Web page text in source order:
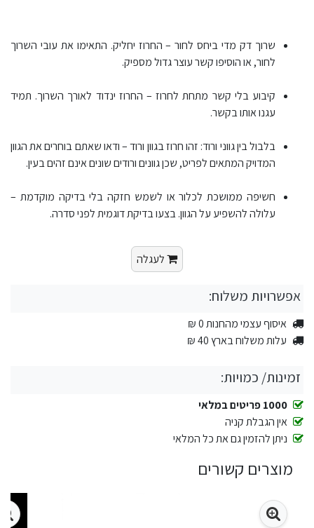
שרוך דק מדי ביחס לחור – החרוז יחליק. התאימו את עובי השרוך
לחור, או הוסיפו קשר עוצר גדול מספיק.
קיבוע בלי קשר מתחת לחרוז – החרוז ינדוד לאורך השרוך. תמיד
עגנו אותו בקשר.
בלבול בין גווני ורוד: זהו חרוז בגוון ורוד – ודאו שאתם בוחרים את הגוון
המדויק המתאים לפריט, שכן גוונים ורודים שונים אינם זהים בעין.
חשיפה ממושכת לכלור או לשמש חזקה בלי בדיקה מוקדמת –
עלולה להשפיע על הגוון. בצעו בדיקת דוגמית לפני סדרה.
לעגלה
אפשרויות משלוח:
איסוף עצמי מהחנות 0 ₪
עלות משלוח בארץ 40 ₪
זמינות/ כמויות:
1000 פריטים במלאי
אין הגבלת קניה
ניתן להזמין גם את כל המלאי
מוצרים קשורים